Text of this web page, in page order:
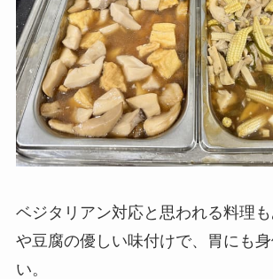
ベジタリアン対応と思われる料理
や豆腐の優しい味付けで、胃にも
い。